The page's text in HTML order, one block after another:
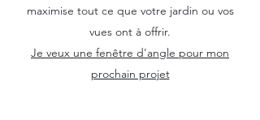
maximise tout ce que votre jardin ou vos
vues ont à offrir.
Je veux une fenêtre d'angle pour mon
prochain projet